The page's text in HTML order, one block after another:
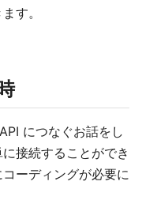
す。
につなぐお話をし
接続することができ
ーディングが必要に